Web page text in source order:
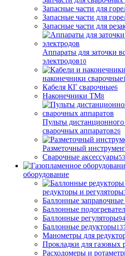
Запасные части для
Запасные части для
Запасные части для
Аппараты для заточки
электродов10
наконечники сварочные
Кабеля КГ сварочные6
Наконечники ТМ8
Пульты
сварочных аппаратов26
Разметочный
Сварочные аксессуары53
оборудование
редукторы и регуляторы
Баллонные заправочные
Баллонные
Баллонные регуляторы94
Баллонные редукторы
Манометры для
Прокладки для газовых
Расходомеры и